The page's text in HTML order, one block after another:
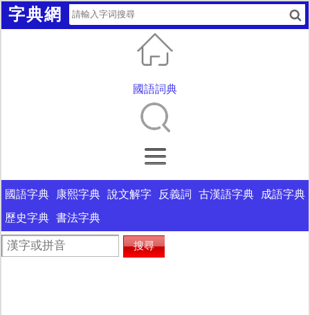
字典網
國語詞典
國語字典 康熙字典 說文解字 反義詞 古漢語字典
成語字典
歷史字典 書法字典